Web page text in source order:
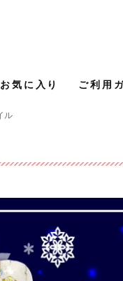
お気に入り ご利用
ル